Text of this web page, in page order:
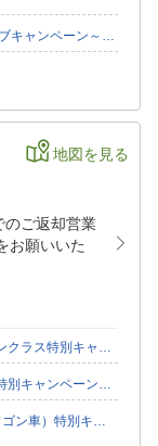
ライン決済にも対応～
地図を見る
ご返却営業
お願いいた
ャンペーン★（B）
ンペーン★（B）
別キャンペーン♪